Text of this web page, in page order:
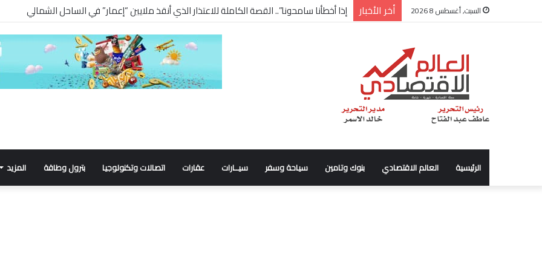
السبت, أغسطس 8 2026 أخر الأخبار إذا أخطأنا سامحونا”.. القصة الكاملة للاعتذار الذي أنقذ ملايين “إعمار” في الساحل الشمالي
الرئيسية العالم الاقتصادي بنوك وتامين سياحة وسفر سيــارات عقارات اتصالات وتكنولوجيا بترول وطاقة المزيد